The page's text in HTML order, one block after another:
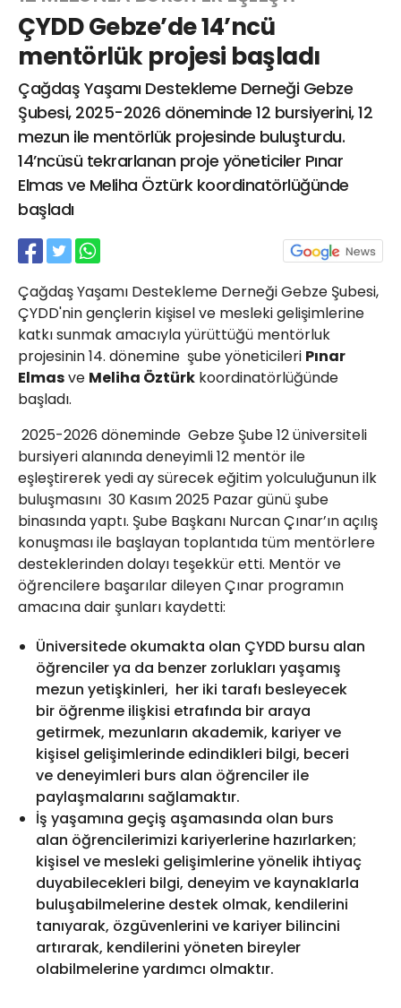
ÇYDD Gebze’de 14’ncü
mentörlük projesi başladı
Çağdaş Yaşamı Destekleme Derneği Gebze
Şubesi, 2025-2026 döneminde 12 bursiyerini, 12
mezun ile mentörlük projesinde buluşturdu.
14’ncüsü tekrarlanan proje yöneticiler Pınar
Elmas ve Meliha Öztürk koordinatörlüğünde
başladı
Çağdaş Yaşamı Destekleme Derneği Gebze Şubesi,
ÇYDD'nin gençlerin kişisel ve mesleki gelişimlerine
katkı sunmak amacıyla yürüttüğü mentörluk
projesinin 14. dönemine şube yöneticileri Pınar
Elmasve Meliha Öztürk koordinatörlüğünde
başladı.
2025-2026 döneminde Gebze Şube 12 üniversiteli
bursiyeri alanında deneyimli 12 mentör ile
eşleştirerek yedi ay sürecek eğitim yolculuğunun ilk
buluşmasını 30 Kasım 2025 Pazar günü şube
binasında yaptı. Şube Başkanı Nurcan Çınar’ın açılış
konuşması ile başlayan toplantıda tüm mentörlere
desteklerinden dolayı teşekkür etti. Mentör ve
öğrencilere başarılar dileyen Çınar programın
amacına dair şunları kaydetti:
Üniversitede okumakta olan ÇYDD bursu alan
öğrenciler ya da benzer zorlukları yaşamış
mezun yetişkinleri, her iki tarafı besleyecek
bir öğrenme ilişkisi etrafında bir araya
getirmek, mezunların akademik, kariyer ve
kişisel gelişimlerinde edindikleri bilgi, beceri
ve deneyimleri burs alan öğrenciler ile
paylaşmalarını sağlamaktır.
İş yaşamına geçiş aşamasında olan burs
alan öğrencilerimizi kariyerlerine hazırlarken;
kişisel ve mesleki gelişimlerine yönelik ihtiyaç
duyabilecekleri bilgi, deneyim ve kaynaklarla
buluşabilmelerine destek olmak, kendilerini
tanıyarak, özgüvenlerini ve kariyer bilincini
artırarak, kendilerini yöneten bireyler
olabilmelerine yardımcı olmaktır.
Web TV Galeri
Hacı Halil Mahallesi, İsmetpaşa
Caddesi, Beşiroğlu Altın Han Kat: 1
(BİLKAR)Gebze - KOCAELİ
aktanuslu@gmail.com